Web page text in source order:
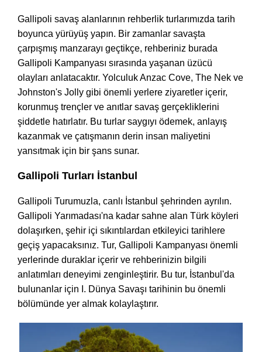
Gallipoli savaş alanlarının rehberlik turlarımızda tarih
boyunca yürüyüş yapın. Bir zamanlar savaşta
çarpışmış manzarayı geçtikçe, rehberiniz burada
Gallipoli Kampanyası sırasında yaşanan üzücü
olayları anlatacaktır. Yolculuk Anzac Cove, The Nek ve
Johnston's Jolly gibi önemli yerlere ziyaretler içerir,
korunmuş trençler ve anıtlar savaş gerçekliklerini
şiddetle hatırlatır. Bu turlar saygıyı ödemek, anlayış
kazanmak ve çatışmanın derin insan maliyetini
yansıtmak için bir şans sunar.
Gallipoli Turları İstanbul
Gallipoli Turumuzla, canlı İstanbul şehrinden ayrılın.
Gallipoli Yarımadası'na kadar sahne alan Türk köyleri
dolaşırken, şehir içi sıkıntılardan etkileyici tarihlere
geçiş yapacaksınız. Tur, Gallipoli Kampanyası önemli
yerlerinde duraklar içerir ve rehberinizin bilgili
anlatımları deneyimi zenginleştirir. Bu tur, İstanbul'da
bulunanlar için I. Dünya Savaşı tarihinin bu önemli
bölümünde yer almak kolaylaştırır.